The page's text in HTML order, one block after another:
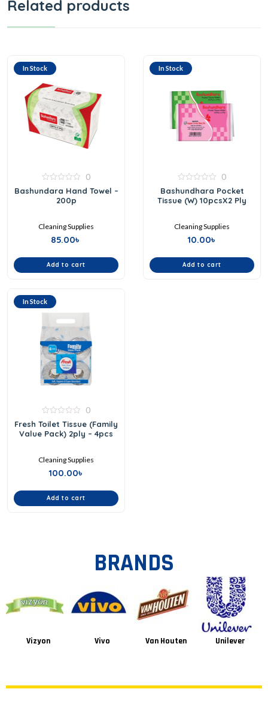
Related products
In Stock
out
0
Bashundara Hand Towel –
200p
Cleaning Supplies
85.00৳
Add to cart
In Stock
out
of
0
Bashundhara Pocket
Tissue (W) 10pcsX2 Ply
Cleaning Supplies
10.00৳
Add to cart
In Stock
0
out
of
0
Fresh Toilet Tissue (Family
Value Pack) 2ply – 4pcs
Cleaning Supplies
100.00৳
Add to cart
BRANDS
Vizyon Vivo Van Houten Unilever